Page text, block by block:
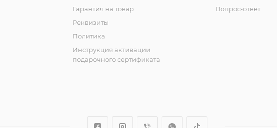
Гарантия на товар
Реквизиты
Политика
Инструкция активации
подарочного сертификата
Вопрос-ответ